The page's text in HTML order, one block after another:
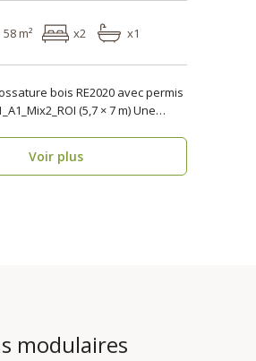
58 m² x2 x1
bois RE2020 avec permis
(5,7 × 7 m) Une
Voir plus
modulaires